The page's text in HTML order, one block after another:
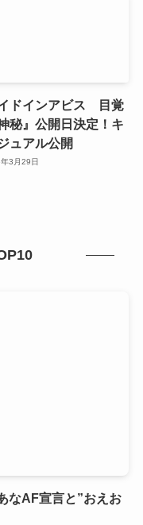
イドインアビス 目覚
秘』公開日決定！キ
ュアル公開
3月29日
なAF宣言と”おえお